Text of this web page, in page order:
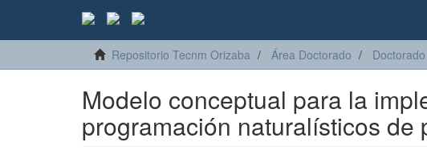
Repositorio Tecnm Orizaba Área Doctorado
Modelo conceptual para la
programación naturalísticos de